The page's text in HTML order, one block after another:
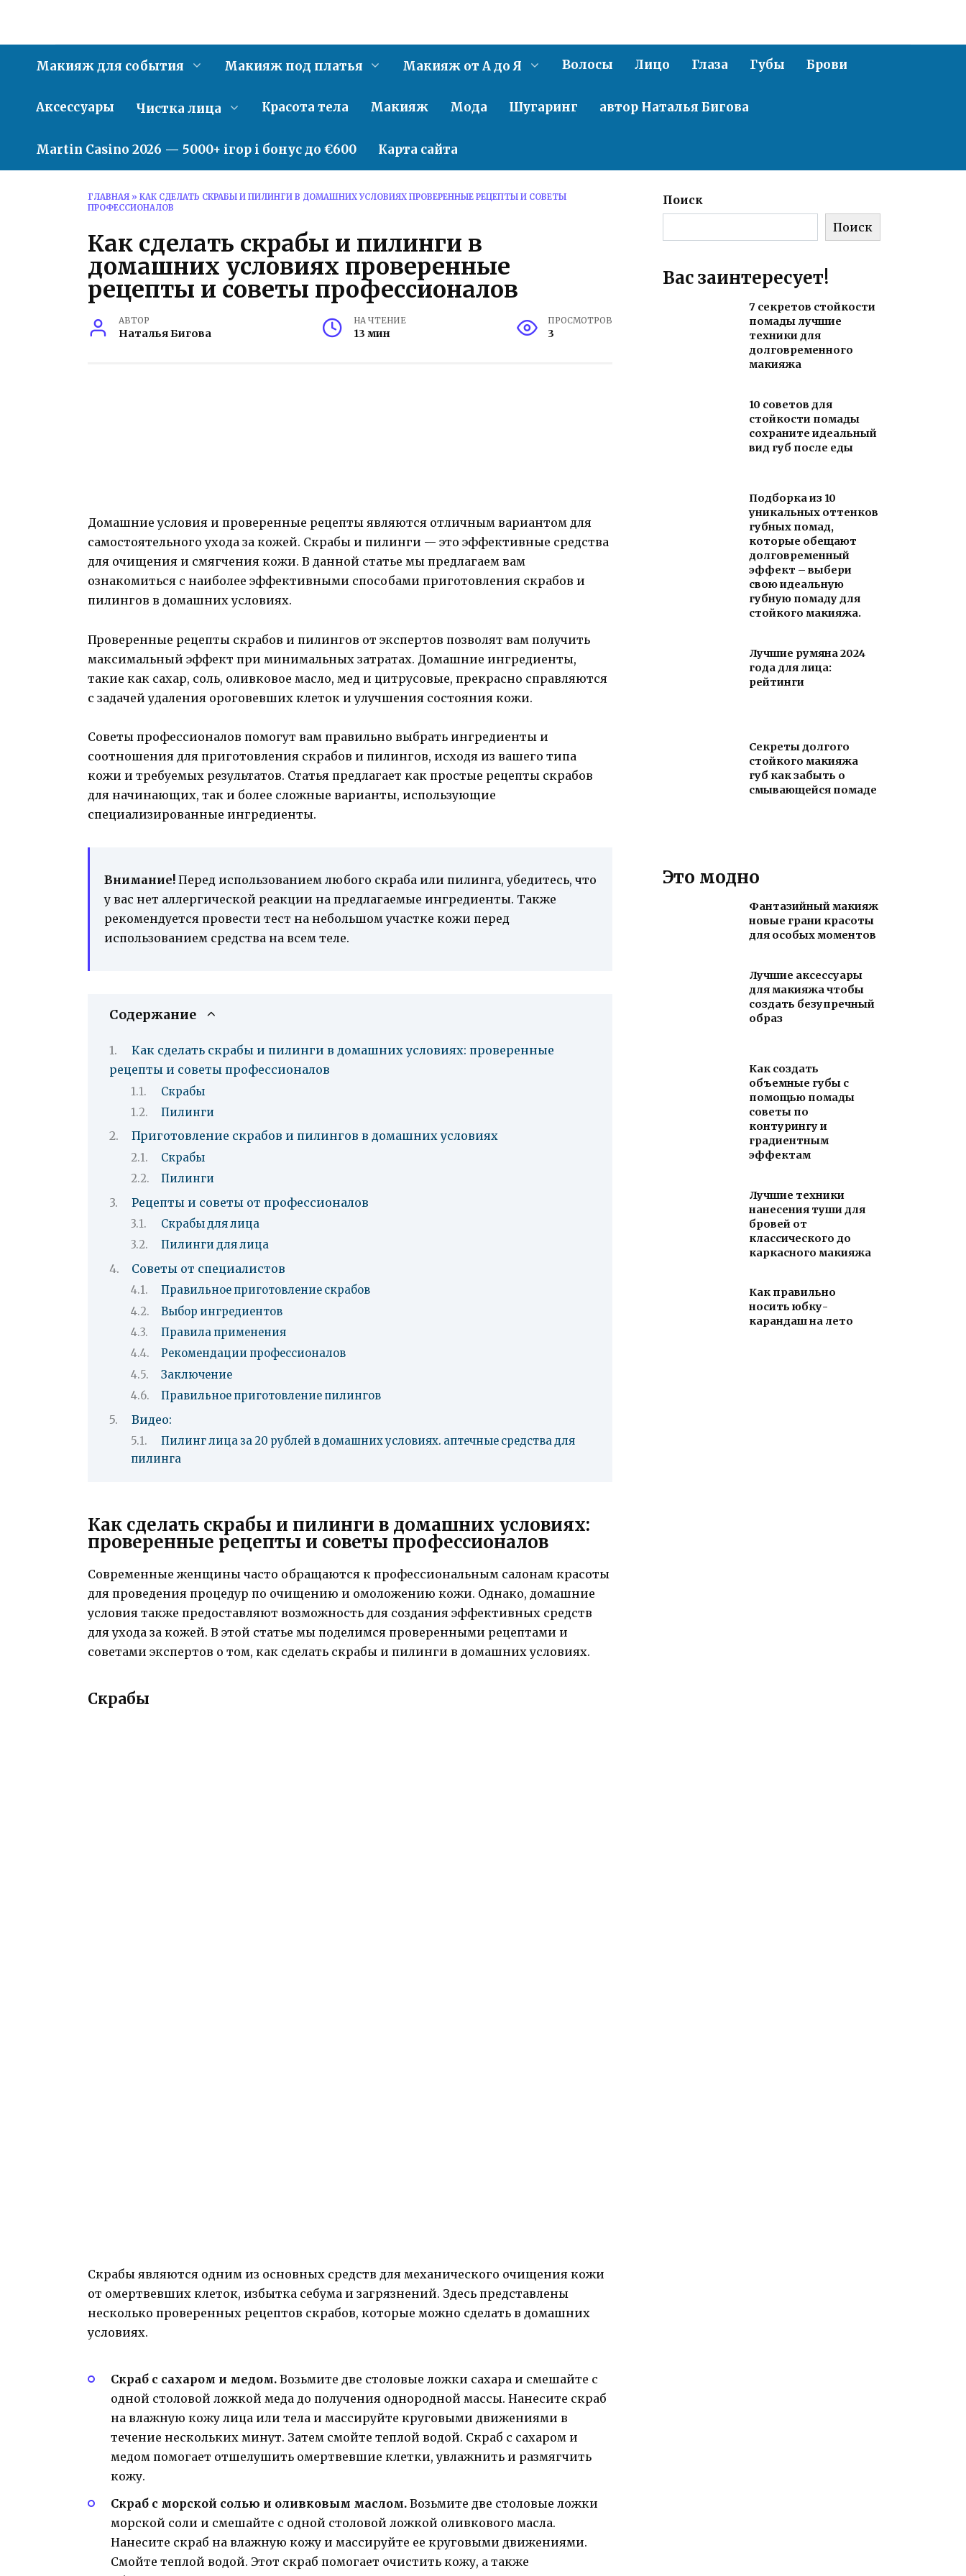
Макияж для события Макияж под платья Макияж от А до Я Волосы Лицо Глаза Губы Брови
Аксессуары Чистка лица Красота тела Макияж Мода Шугаринг автор Наталья Бигова
Martin Casino 2026 — 5000+ ігор і бонус до €600 Карта сайта
ГЛАВНАЯ » КАК СДЕЛАТЬ СКРАБЫ И ПИЛИНГИ В ДОМАШНИХ УСЛОВИЯХ ПРОВЕРЕННЫЕ РЕЦЕПТЫ И СОВЕТЫ
ПРОФЕССИОНАЛОВ
Как сделать скрабы и пилинги в
домашних условиях проверенные
рецепты и советы профессионалов
АВТОР
Наталья Бигова
НА ЧТЕНИЕ
13 мин
ПРОСМОТРОВ
3
Домашние условия и проверенные рецепты являются отличным вариантом для
самостоятельного ухода за кожей. Скрабы и пилинги — это эффективные средства
для очищения и смягчения кожи. В данной статье мы предлагаем вам
ознакомиться с наиболее эффективными способами приготовления скрабов и
пилингов в домашних условиях.
Проверенные рецепты скрабов и пилингов от экспертов позволят вам получить
максимальный эффект при минимальных затратах. Домашние ингредиенты,
такие как сахар, соль, оливковое масло, мед и цитрусовые, прекрасно справляются
с задачей удаления ороговевших клеток и улучшения состояния кожи.
Советы профессионалов помогут вам правильно выбрать ингредиенты и
соотношения для приготовления скрабов и пилингов, исходя из вашего типа
кожи и требуемых результатов. Статья предлагает как простые рецепты скрабов
для начинающих, так и более сложные варианты, использующие
специализированные ингредиенты.
Внимание! Перед использованием любого скраба или пилинга, убедитесь, что
у вас нет аллергической реакции на предлагаемые ингредиенты. Также
рекомендуется провести тест на небольшом участке кожи перед
использованием средства на всем теле.
Содержание
Как сделать скрабы и пилинги в домашних условиях: проверенные
рецепты и советы профессионалов
Скрабы
Пилинги
Приготовление скрабов и пилингов в домашних условиях
Скрабы
Пилинги
Рецепты и советы от профессионалов
Скрабы для лица
Пилинги для лица
Советы от специалистов
Правильное приготовление скрабов
Выбор ингредиентов
Правила применения
Рекомендации профессионалов
Заключение
Правильное приготовление пилингов
Видео:
Пилинг лица за 20 рублей в домашних условиях. аптечные средства для
пилинга
Как сделать скрабы и пилинги в домашних условиях:
проверенные рецепты и советы профессионалов
Современные женщины часто обращаются к профессиональным салонам красоты
для проведения процедур по очищению и омоложению кожи. Однако, домашние
условия также предоставляют возможность для создания эффективных средств
для ухода за кожей. В этой статье мы поделимся проверенными рецептами и
советами экспертов о том, как сделать скрабы и пилинги в домашних условиях.
Скрабы
Скрабы являются одним из основных средств для механического очищения кожи
от омертвевших клеток, избытка себума и загрязнений. Здесь представлены
несколько проверенных рецептов скрабов, которые можно сделать в домашних
условиях.
Скраб с сахаром и медом. Возьмите две столовые ложки сахара и смешайте с
одной столовой ложкой меда до получения однородной массы. Нанесите скраб
на влажную кожу лица или тела и массируйте круговыми движениями в
течение нескольких минут. Затем смойте теплой водой. Скраб с сахаром и
медом помогает отшелушить омертвевшие клетки, увлажнить и размягчить
кожу.
Скраб с морской солью и оливковым маслом. Возьмите две столовые ложки
морской соли и смешайте с одной столовой ложкой оливкового масла.
Нанесите скраб на влажную кожу и массируйте ее круговыми движениями.
Смойте теплой водой. Этот скраб помогает очистить кожу, а также
Поиск
Поиск
Вас заинтересует!
7 секретов стойкости
помады лучшие
техники для
долговременного
макияжа
10 советов для
стойкости помады
сохраните идеальный
вид губ после еды
Подборка из 10
уникальных оттенков
губных помад,
которые обещают
долговременный
эффект – выбери
свою идеальную
губную помаду для
стойкого макияжа.
Лучшие румяна 2024
года для лица:
рейтинги
Секреты долгого
стойкого макияжа
губ как забыть о
смывающейся помаде
Это модно
Фантазийный макияж
новые грани красоты
для особых моментов
Лучшие аксессуары
для макияжа чтобы
создать безупречный
образ
Как создать
объемные губы с
помощью помады
советы по
контурингу и
градиентным
эффектам
Лучшие техники
нанесения туши для
бровей от
классического до
каркасного макияжа
Как правильно
носить юбку-
карандаш на лето